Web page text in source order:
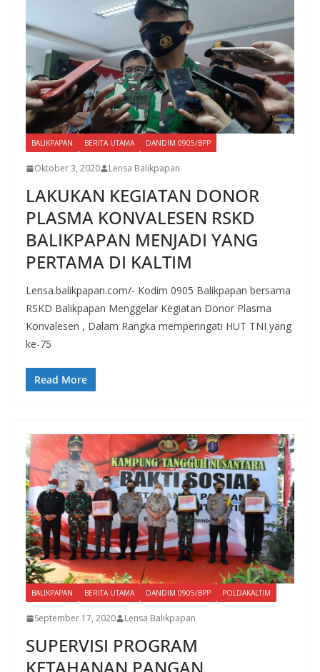
BALIKPAPAN BERITA UTAMA DANDIM 0905/BPP
Oktober 3, 2020 Lensa Balikpapan
LAKUKAN KEGIATAN DONOR
PLASMA KONVALESEN RSKD
BALIKPAPAN MENJADI YANG
PERTAMA DI KALTIM
Lensa.balikpapan.com/- Kodim 0905 Balikpapan bersama
RSKD Balikpapan Menggelar Kegiatan Donor Plasma
Konvalesen , Dalam Rangka memperingati HUT TNI yang
ke-75
Read More
BALIKPAPAN BERITA UTAMA DANDIM 0905/BPP POLDAKALTIM
September 17, 2020 Lensa Balikpapan
SUPERVISI PROGRAM